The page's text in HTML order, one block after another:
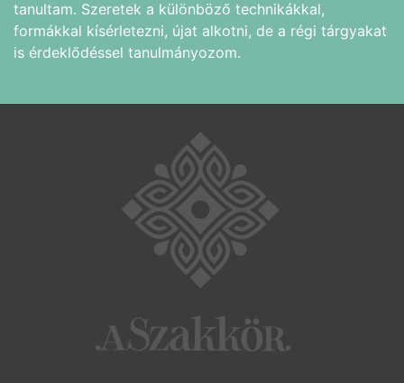
tanultam. Szeretek a különböző technikákkal,
formákkal kísérletezni, újat alkotni, de a régi tárgyakat
is érdeklődéssel tanulmányozom.